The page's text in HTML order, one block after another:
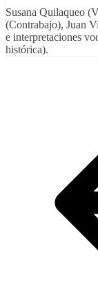
Susana Quilaqueo
(Contrabajo), Juan
e interpretaciones
histórica).